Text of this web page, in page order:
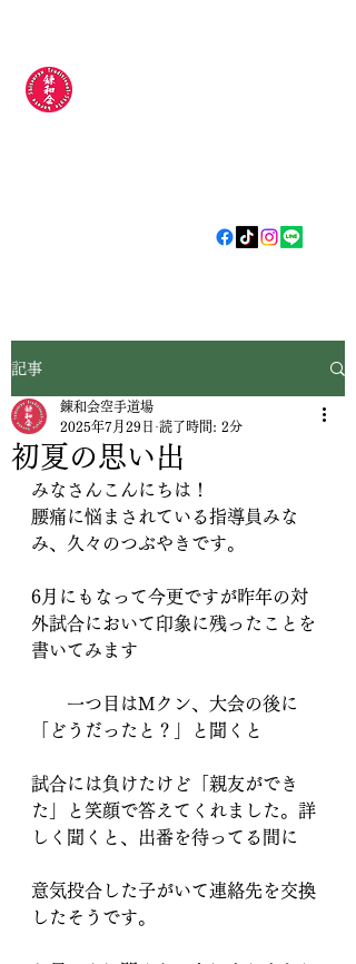
記事
初夏の思い出
錬和会空手道場
2025年7月29日 読了時間: 2分
みなさんこんにちは！
腰痛に悩まされている指導員みな
み、久々のつぶやきです。
6月にもなって今更ですが昨年の対
外試合において印象に残ったことを
書いてみます
一つ目はMクン、大会の後に
「どうだったと？」と聞くと
試合には負けたけど「親友ができ
た」と笑顔で答えてくれました。詳
しく聞くと、出番を待ってる間に
意気投合した子がいて連絡先を交換
したそうです。